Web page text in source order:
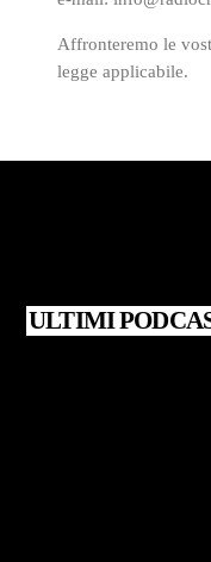
Affronteremo le
legge applicabile.
ULTIMI